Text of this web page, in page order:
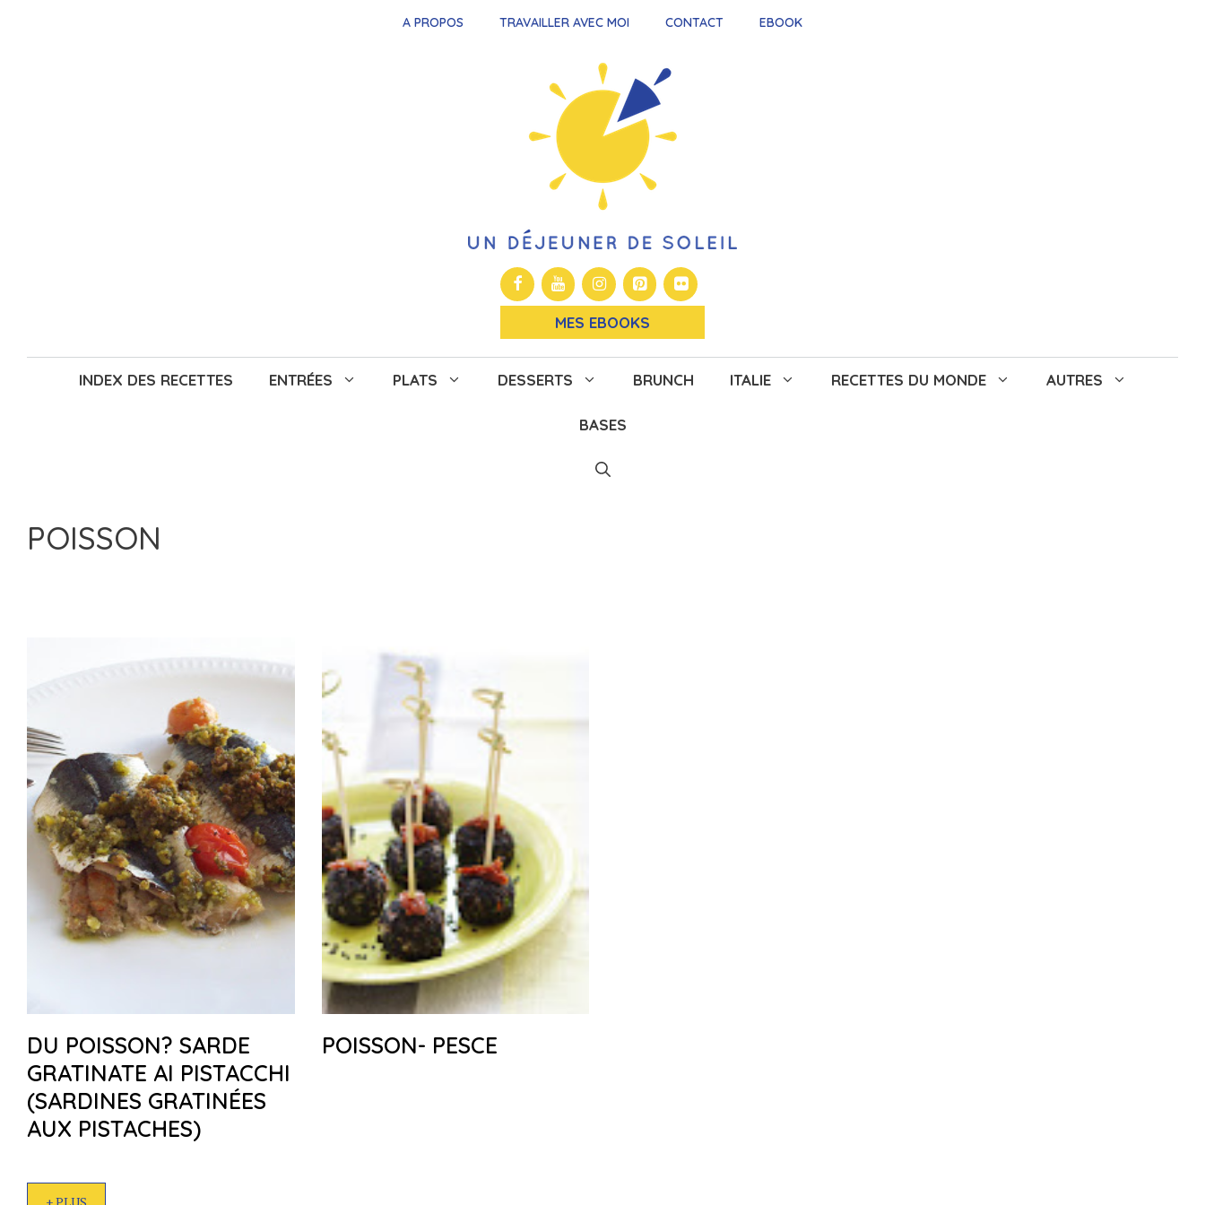
A PROPOS TRAVAILLER AVEC MOI CONTACT EBOOK
MES EBOOKS
INDEX DES RECETTES ENTRÉES PLATS DESSERTS BRUNCH ITALIE RECETTES DU MONDE AUTRES
BASES
POISSON
DU POISSON? SARDE
GRATINATE AI PISTACCHI
(SARDINES GRATINÉES
AUX PISTACHES)
POISSON- PESCE